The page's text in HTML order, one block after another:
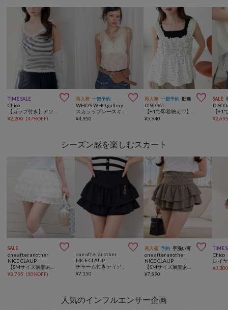
TIME SALE 
Chico
¥2,200 (47%OFF)
再入荷 一部予約 
WHO’S WHO gallery
¥4,950
再入荷 一部予約 動画 
DISCOAT
¥5,940
SALE
¥
シーズン感を楽しむスカート
SALE 
one after another
NICE CLAUP
【SMサイズ展開あり】プリーツティアードミスカート
¥3,795 (50%OFF)

one after another
NICE CLAUP
チャーム付きティアードミニスカパン
¥7,150
再入荷 予約 手洗い可 
one after another
NICE CLAUP
【SMサイズ展開あり】バックレースアップティアードスカパン
¥7,590
TIME
Chico
¥
人気のインフルエンサー企画